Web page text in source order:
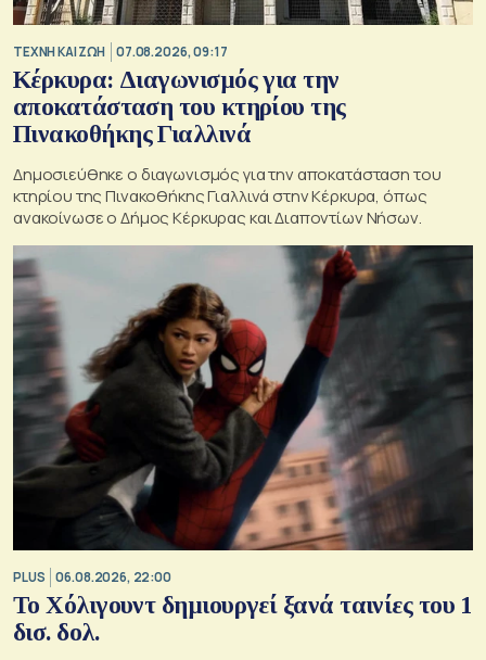
TΕΧΝΗ ΚΑΙ ΖΩΗ 07.08.2026, 09:17
Κέρκυρα: Διαγωνισμός για την
αποκατάσταση του κτηρίου της
Πινακοθήκης Γιαλλινά
Δημοσιεύθηκε ο διαγωνισμός για την αποκατάσταση του
κτηρίου της Πινακοθήκης Γιαλλινά στην Κέρκυρα, όπως
ανακοίνωσε ο Δήμος Κέρκυρας και Διαποντίων Νήσων.
PLUS 06.08.2026, 22:00
Το Χόλιγουντ δημιουργεί ξανά ταινίες του 1
δισ. δολ.